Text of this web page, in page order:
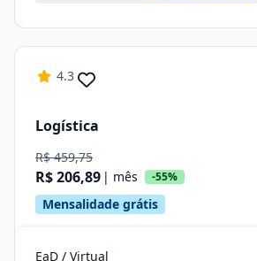
4.3
Logística
R$ 459,75
R$ 206,89 | mês -55%
Mensalidade grátis
EaD / Virtual